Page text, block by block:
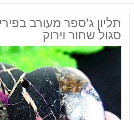
תליון ג'ספר מעורב
סגול שחור וירוק